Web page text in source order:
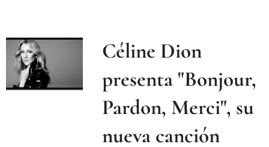
Céline Dion
presenta "Bonjour,
Pardon, Merci", su
nueva canción